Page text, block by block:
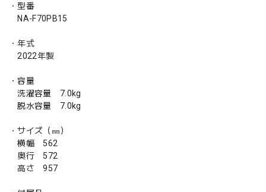
・型番
NA-F70PB15
・年式
2022年製
・容量
洗濯容量 7.0kg
脱水容量 7.0kg
・サイズ（㎜）
横幅 562
奥行 572
高さ 957